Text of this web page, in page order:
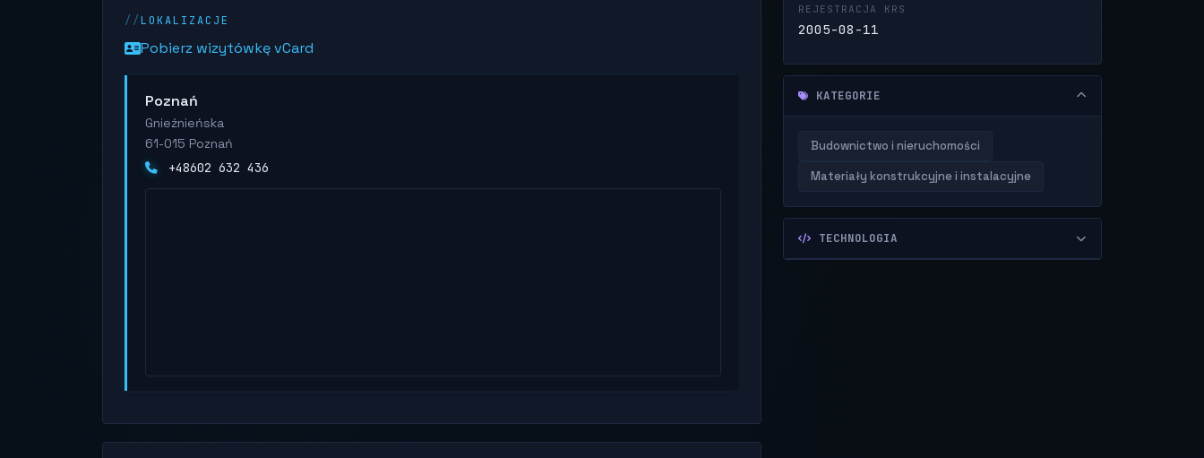
REJESTRACJA KRS
2005-08-11
KATEGORIE
Budownictwo i nieruchomości
Materiały konstrukcyjne i instalacyjne
TECHNOLOGIA
LOKALIZACJE
Pobierz wizytówkę vCard
Poznań
Gnieźnieńska
61-015 Poznań
+48602 632 436